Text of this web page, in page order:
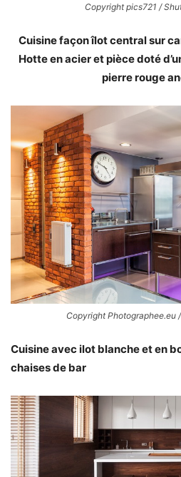
Copyright pics721 /
Cuisine façon îlot central sur
Hotte en acier et pièce doté
pierre rouge
Copyright Photographee.eu
Cuisine avec ilot blanche et en
chaises de bar